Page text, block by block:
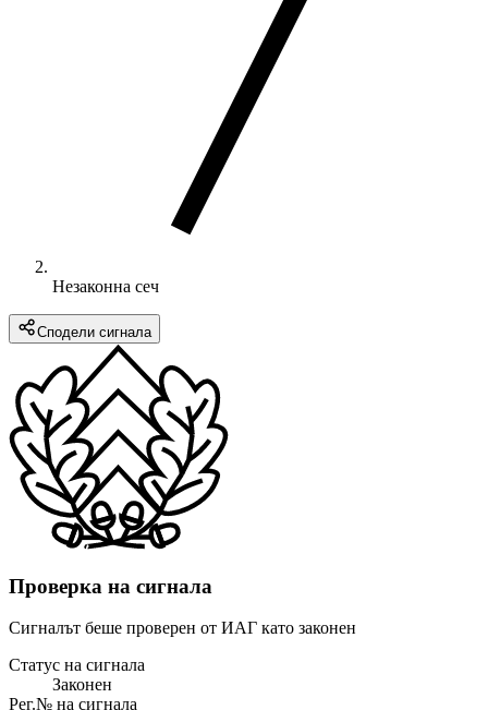
Незаконна сеч
Сподели сигнала
Проверка на сигнала
Сигналът беше проверен от ИАГ като законен
Статус на сигнала
Законен
Рег.№ на сигнала